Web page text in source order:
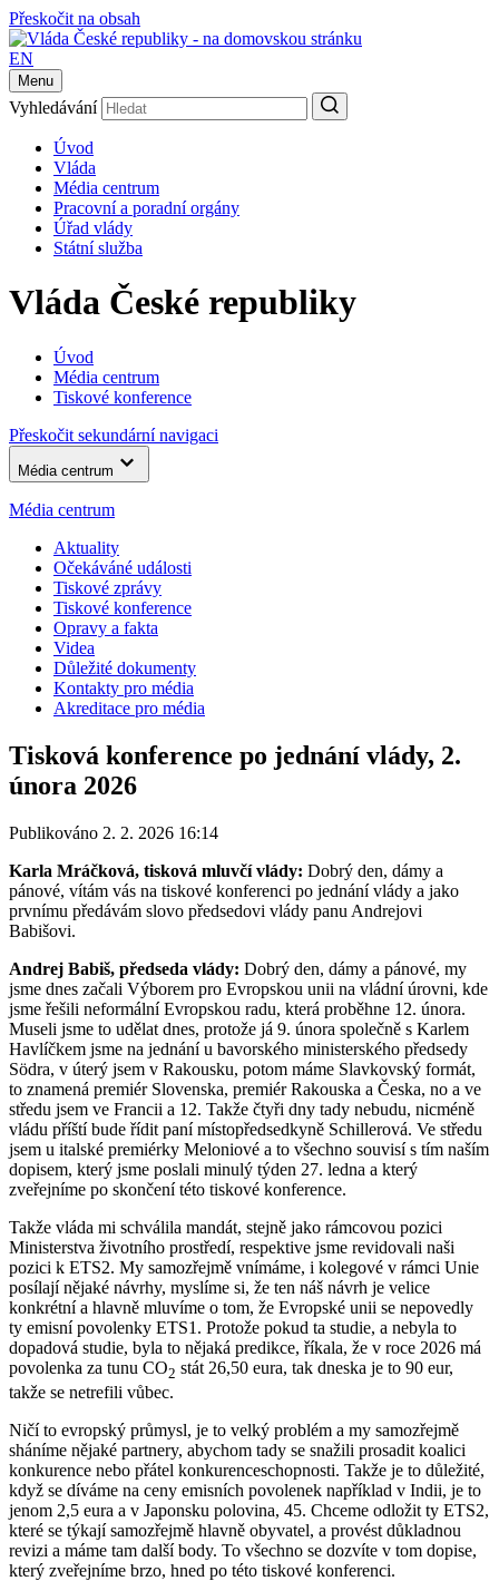
Přeskočit na obsah
EN
Menu
Vyhledávání
Úvod
Vláda
Média centrum
Pracovní a poradní orgány
Úřad vlády
Státní služba
Vláda České republiky
Úvod
Média centrum
Tiskové konference
Přeskočit sekundární navigaci
Média centrum
Média centrum
Aktuality
Očekáváné události
Tiskové zprávy
Tiskové konference
Opravy a fakta
Videa
Důležité dokumenty
Kontakty pro média
Akreditace pro média
Tisková konference po jednání vlády, 2.
února 2026
Publikováno 2. 2. 2026 16:14
Karla Mráčková, tisková mluvčí vlády: Dobrý den, dámy a
pánové, vítám vás na tiskové konferenci po jednání vlády a jako
prvnímu předávám slovo předsedovi vlády panu Andrejovi
Babišovi.
Andrej Babiš, předseda vlády: Dobrý den, dámy a pánové, my
jsme dnes začali Výborem pro Evropskou unii na vládní úrovni, kde
jsme řešili neformální Evropskou radu, která proběhne 12. února.
Museli jsme to udělat dnes, protože já 9. února společně s Karlem
Havlíčkem jsme na jednání u bavorského ministerského předsedy
Södra, v úterý jsem v Rakousku, potom máme Slavkovský formát,
to znamená premiér Slovenska, premiér Rakouska a Česka, no a ve
středu jsem ve Francii a 12. Takže čtyři dny tady nebudu, nicméně
vládu příští bude řídit paní místopředsedkyně Schillerová. Ve středu
jsem u italské premiérky Meloniové a to všechno souvisí s tím naším
dopisem, který jsme poslali minulý týden 27. ledna a který
zveřejníme po skončení této tiskové konference.
Takže vláda mi schválila mandát, stejně jako rámcovou pozici
Ministerstva životního prostředí, respektive jsme revidovali naši
pozici k ETS2. My samozřejmě vnímáme, i kolegové v rámci Unie
posílají nějaké návrhy, myslíme si, že ten náš návrh je velice
konkrétní a hlavně mluvíme o tom, že Evropské unii se nepovedly
ty emisní povolenky ETS1. Protože pokud ta studie, a nebyla to
dopadová studie, byla to nějaká predikce, říkala, že v roce 2026 má
povolenka za tunu CO2 stát 26,50 eura, tak dneska je to 90 eur,
takže se netrefili vůbec.
Ničí to evropský průmysl, je to velký problém a my samozřejmě
sháníme nějaké partnery, abychom tady se snažili prosadit koalici
konkurence nebo přátel konkurenceschopnosti. Takže je to důležité,
když se díváme na ceny emisních povolenek například v Indii, je to
jenom 2,5 eura a v Japonsku polovina, 45. Chceme odložit ty ETS2,
které se týkají samozřejmě hlavně obyvatel, a provést důkladnou
revizi a máme tam další body. To všechno se dozvíte v tom dopise,
který zveřejníme brzo, hned po této tiskové konferenci.